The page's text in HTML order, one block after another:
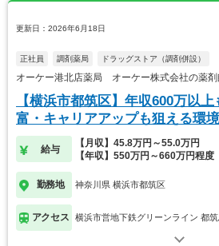
更新日：2026年6月18日
正社員 調剤薬局 ドラッグストア（調剤併設）
オーケー港北店薬局 オーケー株式会社の薬剤
【横浜市都筑区】年収600万以
富・キャリアアップも狙える環
給与
【月収】45.8万円～55.0万円
【年収】550万円～660万円程度
勤務地 神奈川県 横浜市都筑区
アクセス 横浜市営地下鉄グリーンライン 都